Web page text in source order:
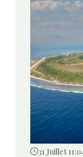
31 Juillet